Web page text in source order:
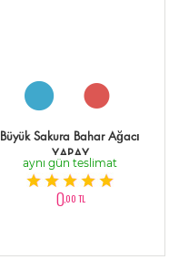
Büyük Sakura Bahar Ağacı
YAPAY
aynı gün teslimat
0,00 TL